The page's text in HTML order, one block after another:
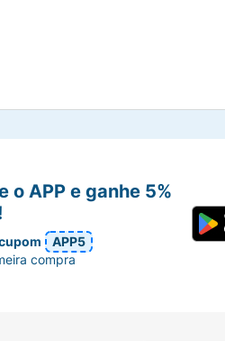
o APP e ganhe 5%
APP5
compra